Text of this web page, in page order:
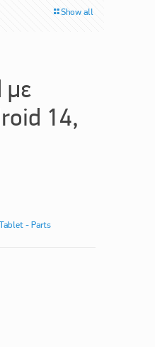
Show all
με
14,
Tablet - Parts